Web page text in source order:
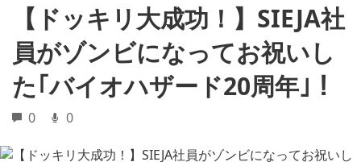
【ドッキリ大成功！】SIEJA社
員がゾンビになってお祝いし
た｢バイオハザード20周年｣！
0 0